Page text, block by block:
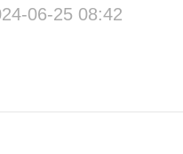
06-25 08:42